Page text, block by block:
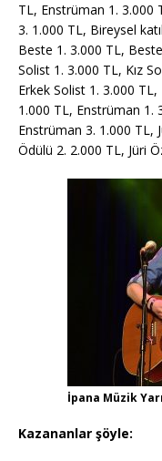
TL, Enstrüman 1. 3.000
3. 1.000 TL, Bireysel
Beste 1. 3.000 TL,
Solist 1. 3.000 TL, Kız
Erkek Solist 1. 3.000
1.000 TL, Enstrüman 1.
Enstrüman 3. 1.000 TL,
Ödülü 2. 2.000 TL, Jüri
İpana Müzik
Kazananlar şöyle: